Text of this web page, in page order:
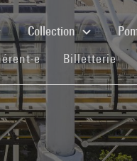
Collection
(current)Billetterie